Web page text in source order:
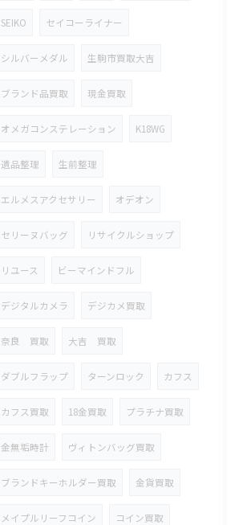
SEIKO セイコーライナー
シルバーメダル 生駒市買取大吉
ブランド品買取 現金買取
オメガコンステレーション K18WG
遺品整理 生前整理
エルメスアクセサリー オデオン
セリーヌバッグ リサイクルショップ
リユース ビーマインドフル
デジタルカメラ デジカメ買取
奈良 買取 大吉 買取
ダブルフラップ ターンロック カフス
カフス買取 18金買取 プラチナ買取
金無垢時計 ヴィトンバッグ買取
ブランドキーホルダー買取 金貨買取
メイプルリーフコイン コイン買取